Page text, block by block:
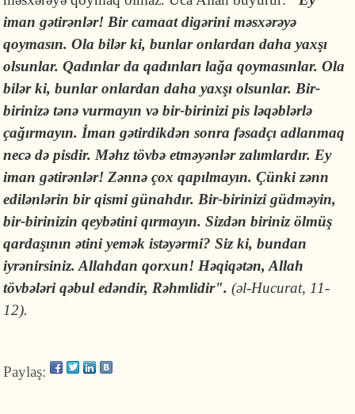
iman gətirənlər! Bir camaat digərini məsxərəyə
qoymasın. Ola bilər ki, bunlar onlardan daha yaxşı
olsunlar. Qadınlar da qadınları lağa qoymasınlar. Ola
bilər ki, bunlar onlardan daha yaxşı olsunlar. Bir-
birinizə tənə vurmayın və bir-birinizi pis ləqəblərlə
çağırmayın. İman gətirdikdən sonra fəsadçı adlanmaq
necə də pisdir. Məhz tövbə etməyənlər zalımlardır. Ey
iman gətirənlər! Zənnə çox qapılmayın. Çünki zənn
edilənlərin bir qismi günahdır. Bir-birinizi güdməyin,
bir-birinizin qeybətini qırmayın. Sizdən biriniz ölmüş
qardaşının ətini yemək istəyərmi? Siz ki, bundan
iyrənirsiniz. Allahdan qorxun! Həqiqətən, Allah
tövbələri qəbul edəndir, Rəhmlidir".(əl-Hucurat, 11-
12).
Paylaş: